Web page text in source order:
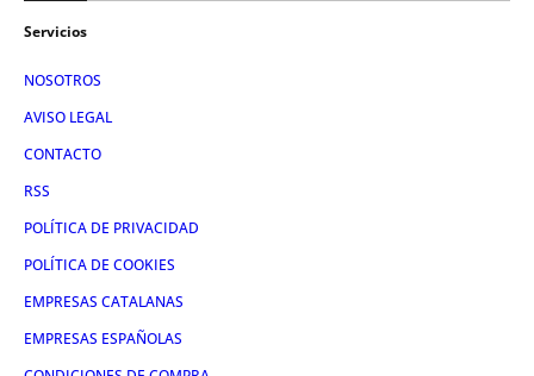
Servicios
NOSOTROS
AVISO LEGAL
CONTACTO
RSS
POLÍTICA DE PRIVACIDAD
POLÍTICA DE COOKIES
EMPRESAS CATALANAS
EMPRESAS ESPAÑOLAS